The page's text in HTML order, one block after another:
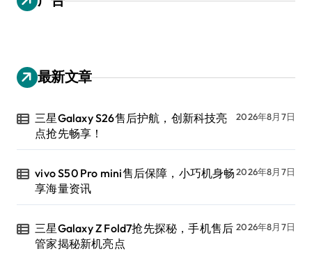
最新文章
三星Galaxy S26售后护航，创新科技亮
点抢先畅享！
2026年8月7日
vivo S50 Pro mini售后保障，小巧机身畅
享海量资讯
2026年8月7日
三星Galaxy Z Fold7抢先探秘，手机售后
管家揭秘新机亮点
2026年8月7日